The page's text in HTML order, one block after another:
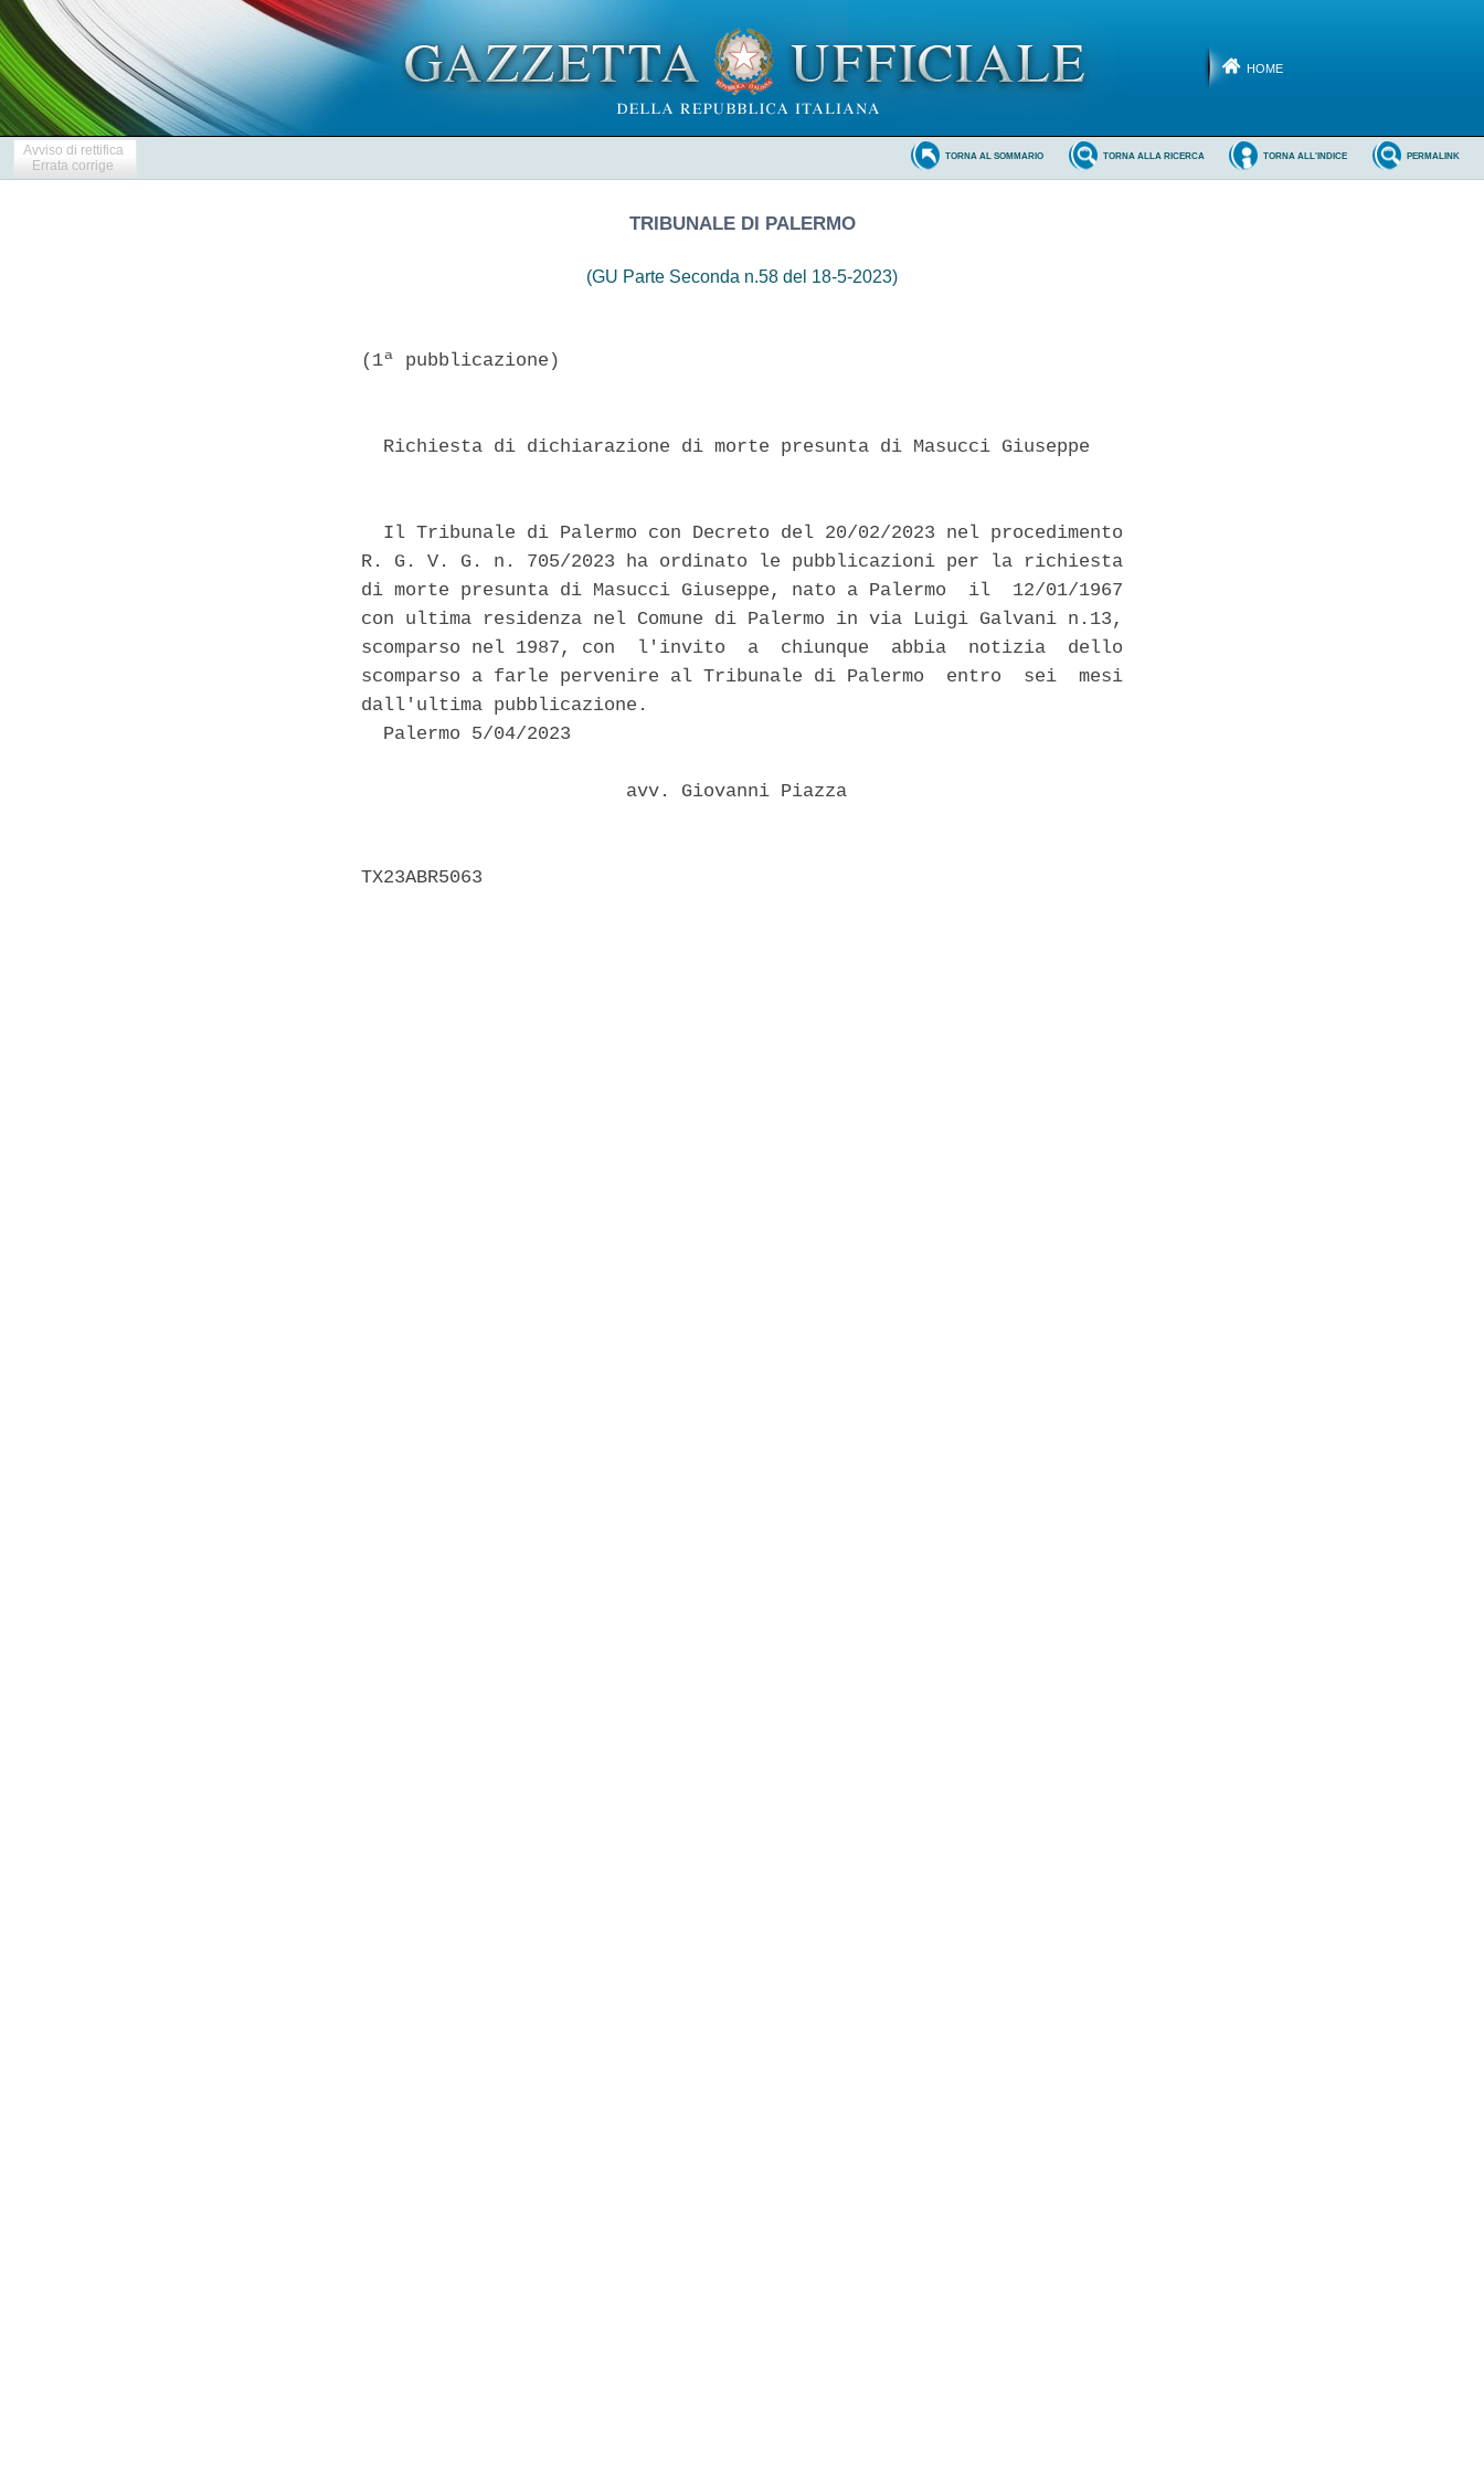
HOME
Avviso di rettifica
Errata corrige
PERMALINK
TORNA ALL'INDICE
TORNA ALLA RICERCA
TORNA AL SOMMARIO
TRIBUNALE DI PALERMO
(GU Parte Seconda n.58 del 18-5-2023)
(1ª pubblicazione)
  Richiesta di dichiarazione di morte presunta di Masucci Giuseppe
  Il Tribunale di Palermo con Decreto del 20/02/2023 nel procedimento
R. G. V. G. n. 705/2023 ha ordinato le pubblicazioni per la richiesta
di morte presunta di Masucci Giuseppe, nato a Palermo  il  12/01/1967
con ultima residenza nel Comune di Palermo in via Luigi Galvani n.13,
scomparso nel 1987, con  l'invito  a  chiunque  abbia  notizia  dello
scomparso a farle pervenire al Tribunale di Palermo  entro  sei  mesi
dall'ultima pubblicazione.
  Palermo 5/04/2023
                        avv. Giovanni Piazza